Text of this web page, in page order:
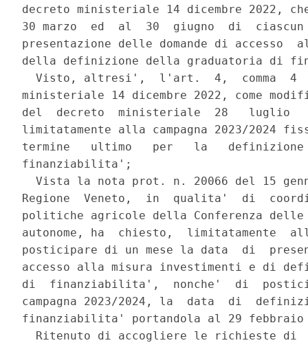
decreto ministeriale 14 dicembre 2022,
30 marzo  ed  al  30  giugno  di
presentazione delle domande di
della definizione della graduatoria di
Visto, altresi',  l'art.  4,  comma  4
ministeriale 14 dicembre 2022, come
del  decreto  ministeriale  28   luglio
limitatamente alla campagna 2023/2024
termine   ultimo   per   la
finanziabilita';
Vista la nota prot. n. 20066 del 15
Regione  Veneto,  in  qualita'  di
politiche agricole della Conferenza
autonome, ha  chiesto,  limitatamente
posticipare di un mese la data  di
accesso alla misura investimenti e di
di  finanziabilita',  nonche'  di
campagna 2023/2024, la  data  di
finanziabilita' portandola al 29
Ritenuto di accogliere le richieste di